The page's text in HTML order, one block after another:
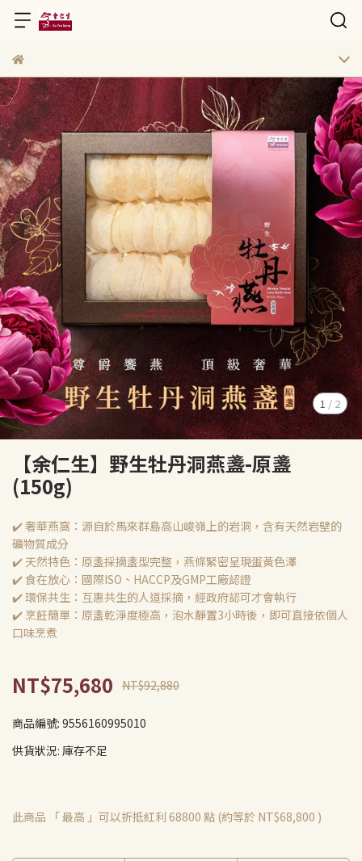
1 / 2
【余仁生】野生牡丹洞燕盞-原盞
(150g)
✔️ 奢華燕窩：源自於馬來群島高山峻嶺上的岩洞，含有天然岩壁的
礦物質成分
✔️ 天然特色：原盞採摘盞型完整，燕條緊密呈現蛋黃色澤
✔️ 食在放心：國際ISO、HACCP及GMP工廠認證
✔️ 環保共生：互惠共生的人道採摘，經政府認可才會執行
✔️ 烹飪簡單：原盞乾淨度極高，泡水靜置3小時後，即可直接依個人
口味烹煮
NT$75,680 NT$92,880
商品編號: 9556160995010
供貨狀況: 庫存不足
此商品 「 最高 」可以折抵紅利 68800 點 (約等於 NT$68,800 )